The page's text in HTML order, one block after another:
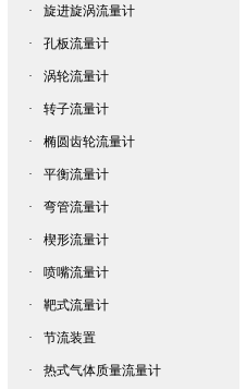
· 旋进旋涡流量计
· 孔板流量计
· 涡轮流量计
· 转子流量计
· 椭圆齿轮流量计
· 平衡流量计
· 弯管流量计
· 楔形流量计
· 喷嘴流量计
· 靶式流量计
· 节流装置
· 热式气体质量流量计